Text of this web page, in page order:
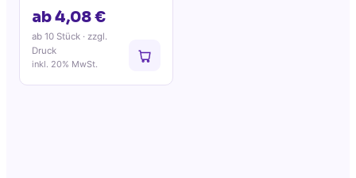
ab 4,08 €
ab 10 Stück · zzgl.
Druck
inkl. 20% MwSt.